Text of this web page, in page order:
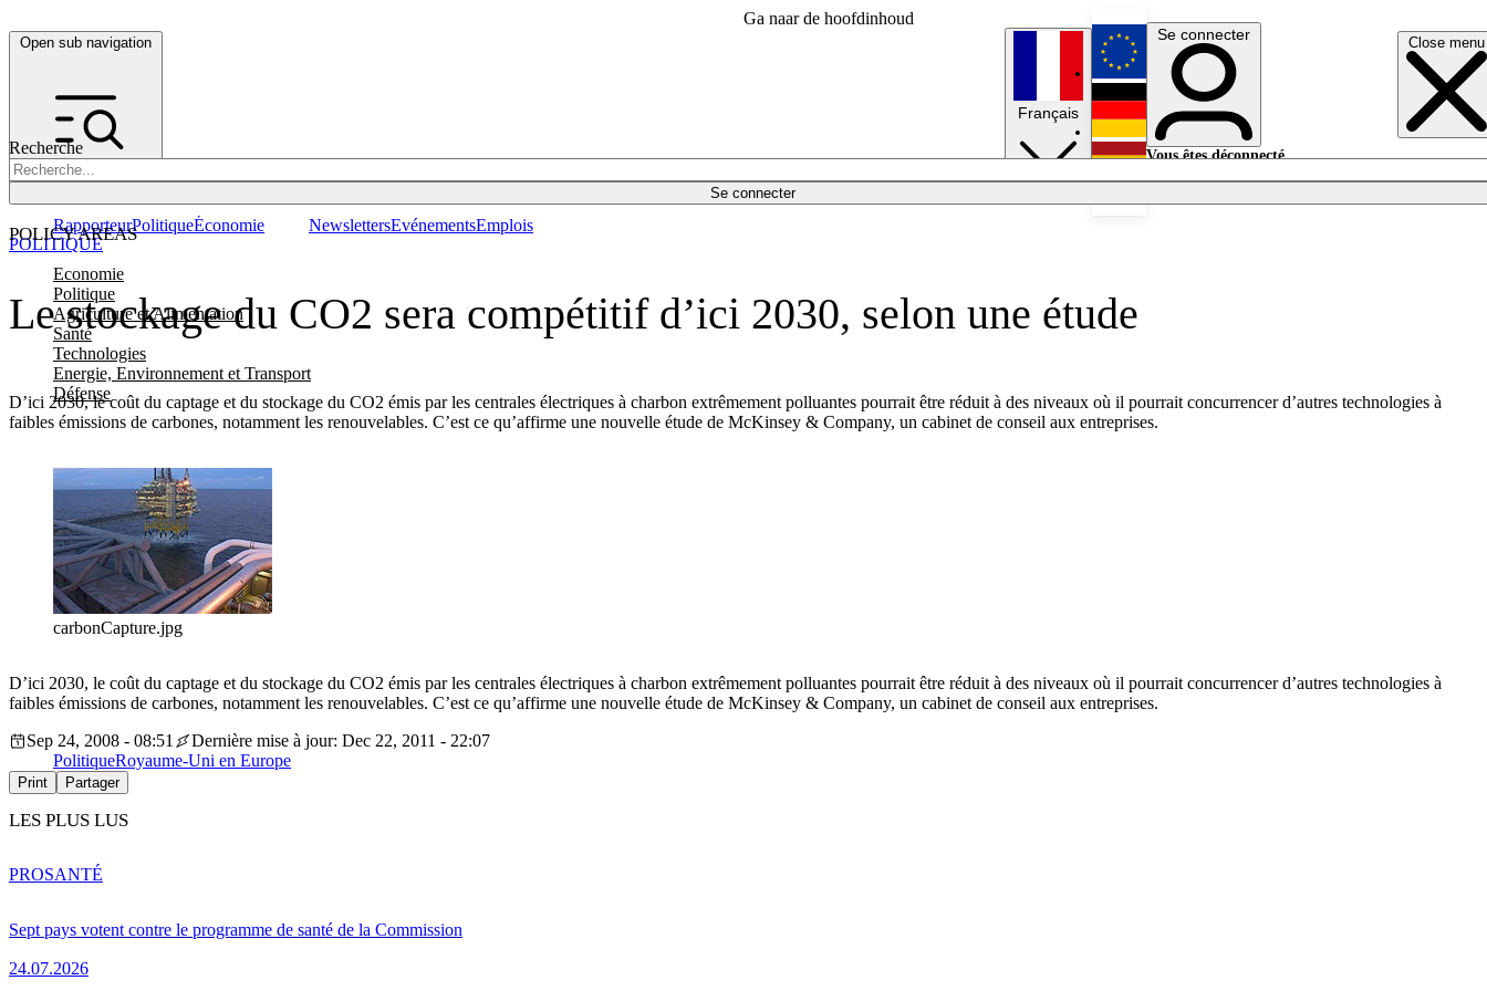
Ga naar de hoofdinhoud
Open sub navigation Close menu
Recherche
Se connecter
POLICY AREAS
Economie
Politique
Agriculture et Alimentation
Santé
Technologies
Energie, Environnement et Transport
Défense
RapporteurPolitiqueÉconomie NewslettersEvénementsEmplois
Français
English
Deutsch
Se connecter
Vous êtes déconnecté.
Le stockage du CO2 sera compétitif d’ici 2030, selon une étude
D’ici 2030, le coût du captage et du stockage du CO2 émis par les centrales électriques à charbon extrêmement polluantes pourrait être réduit à des niveaux où il pourrait concurrencer d’autres technologies à
faibles émissions de carbones, notamment les renouvelables. C’est ce qu’affirme une nouvelle étude de McKinsey & Company, un cabinet de conseil aux entreprises.
POLITIQUE
carbonCapture.jpg
D’ici 2030, le coût du captage et du stockage du CO2 émis par les centrales électriques à charbon extrêmement polluantes pourrait être réduit à des niveaux où il pourrait concurrencer d’autres technologies à
faibles émissions de carbones, notamment les renouvelables. C’est ce qu’affirme une nouvelle étude de McKinsey & Company, un cabinet de conseil aux entreprises.
Sep 24, 2008 - 08:51
Dernière mise à jour: Dec 22, 2011 - 22:07
PolitiqueRoyaume-Uni en Europe
Print Partager
LES PLUS LUS
Sept pays votent contre le programme de santé de la Commission
24.07.2026
PROSANTÉ